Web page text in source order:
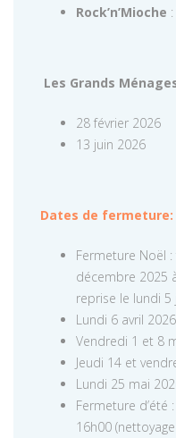
Rock’n’Mioche
Les Grands
28 février 2026
13 juin 2026
Dates de fermeture:
Fermeture Noël
décembre 2025
reprise le lundi 5
Lundi 6 avril
Vendredi 1 et 8
Jeudi 14 et
Lundi 25 mai
Fermeture d’été
16h00